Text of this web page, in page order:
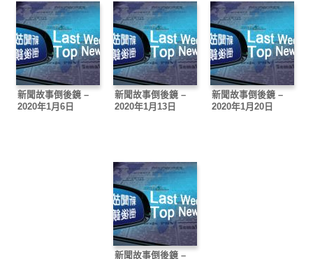
新聞故事倒後鏡 –
2020年1月6日
新聞故事倒後鏡 –
2020年1月13日
新聞故事倒後鏡 –
2020年1月20日
新聞故事倒後鏡 –